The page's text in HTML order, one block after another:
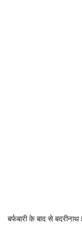
बर्फबारी के बाद से